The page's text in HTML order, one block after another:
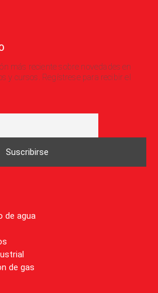
más reciente sobre novedades en
y cursos. Regístrese para recibir el
de agua
de gas